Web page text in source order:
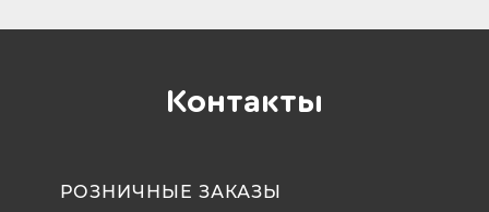
Контакты
РОЗНИЧНЫЕ ЗАКАЗЫ